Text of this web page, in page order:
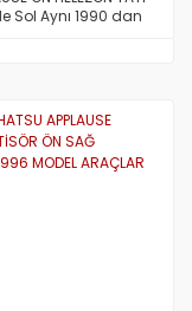
Sol Aynı 1990 dan